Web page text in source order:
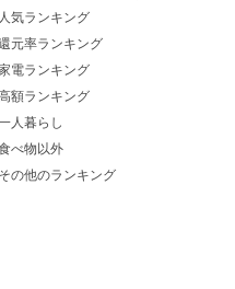
人気ランキング
元率ランキング
電ランキング
高額ランキング
人暮らし
べ物以外
その他のランキング